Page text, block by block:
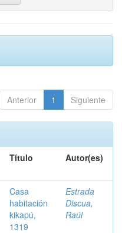
Anterior 1 Siguiente
Título Autor(es)
Casa
habitación
kikapú,
1319
Estrada
Discua,
Raúl